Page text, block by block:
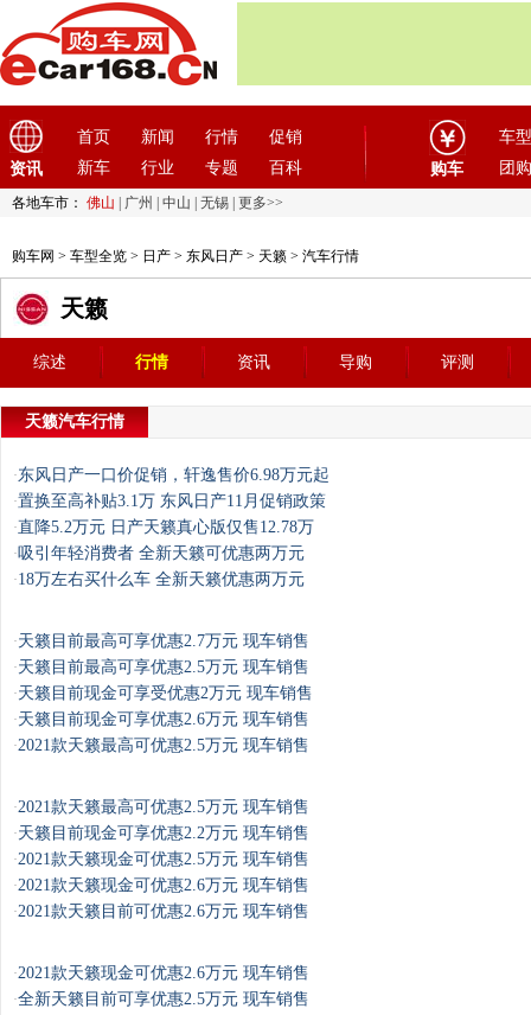
资讯
首页 新闻 行情
促销
新车
行业 专题 百科 购车
车型
团购
各地车市： 佛山 广州 中山 无锡 更多>>
购车网 > 车型全览 > 日产 > 东风日产 > 天籁 > 汽车行情
天籁
综述 行情 资讯 导购 评测
天籁汽车行情
·东风日产一口价促销，轩逸售价6.98万元起
·置换至高补贴3.1万 东风日产11月促销政策
·直降5.2万元 日产天籁真心版仅售12.78万
·吸引年轻消费者 全新天籁可优惠两万元
·18万左右买什么车 全新天籁优惠两万元
·天籁目前最高可享优惠2.7万元 现车销售
·天籁目前最高可享优惠2.5万元 现车销售
·天籁目前现金可享受优惠2万元 现车销售
·天籁目前现金可享优惠2.6万元 现车销售
·2021款天籁最高可优惠2.5万元 现车销售
·2021款天籁最高可优惠2.5万元 现车销售
·天籁目前现金可享优惠2.2万元 现车销售
·2021款天籁现金可优惠2.5万元 现车销售
·2021款天籁现金可优惠2.6万元 现车销售
·2021款天籁目前可优惠2.6万元 现车销售
·2021款天籁现金可优惠2.6万元 现车销售
·全新天籁目前可享优惠2.5万元 现车销售